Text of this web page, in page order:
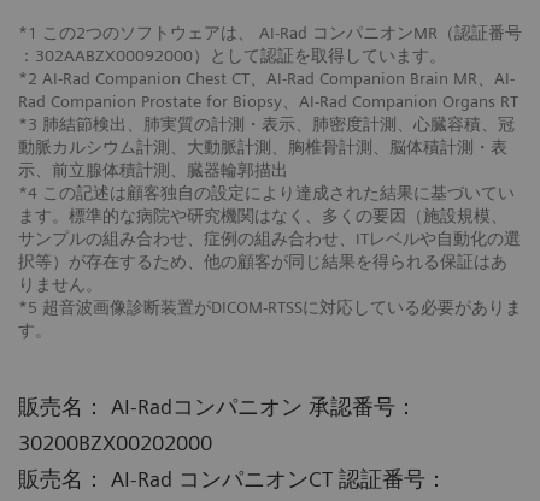
*1 この2つのソフトウェアは、 AI-Rad コンパニオンMR（認証番号
：302AABZX00092000）として認証を取得しています。
*2 AI-Rad Companion Chest CT、AI-Rad Companion Brain MR、AI-
Rad Companion Prostate for Biopsy、AI-Rad Companion Organs RT
*3 肺結節検出、肺実質の計測・表示、肺密度計測、心臓容積、冠
動脈カルシウム計測、大動脈計測、胸椎骨計測、脳体積計測・表
示、前立腺体積計測、臓器輪郭描出
*4 この記述は顧客独自の設定により達成された結果に基づいてい
ます。標準的な病院や研究機関はなく、多くの要因（施設規模、
サンプルの組み合わせ、症例の組み合わせ、ITレベルや自動化の選
択等）が存在するため、他の顧客が同じ結果を得られる保証はあ
りません。
*5 超音波画像診断装置がDICOM-RTSSに対応している必要がありま
す。
販売名： AI-Radコンパニオン 承認番号：
30200BZX00202000
販売名： AI-Rad コンパニオンCT 認証番号：